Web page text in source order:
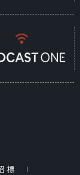
標
|